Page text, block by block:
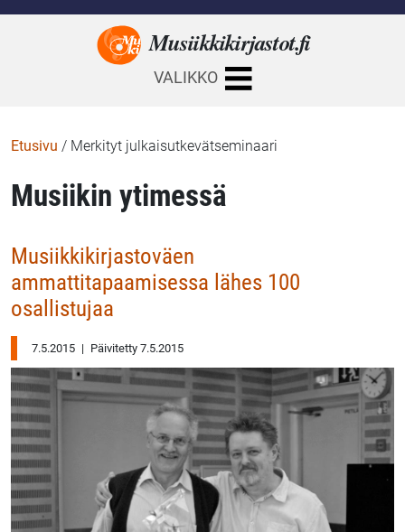
Musiikkikirjastot.fi
VALIKKO
Etusivu / Merkityt julkaisutkevätseminaari
Musiikin ytimessä
Musiikkikirjastoväen
ammattitapaamisessa lähes 100
osallistujaa
7.5.2015 | Päivitetty 7.5.2015